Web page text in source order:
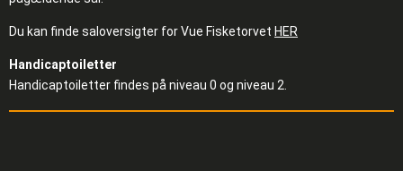
Du kan finde saloversigter for Vue Fisketorvet HER
Handicaptoiletter
Handicaptoiletter findes på niveau 0 og niveau 2.